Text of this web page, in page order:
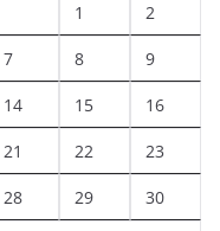
1 2
7 8 9
14 15 16
21 22 23
28 29 30